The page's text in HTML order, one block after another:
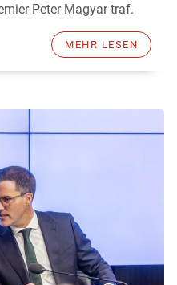
Peter Magyar traf.
MEHR LESEN